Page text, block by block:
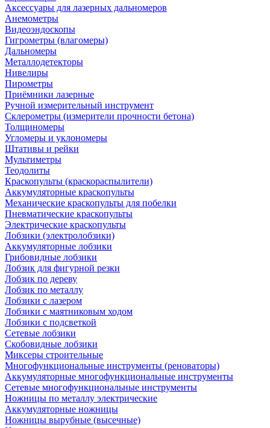
Аксессуары для лазерных дальномеров
Анемометры
Видеоэндоскопы
Гигрометры (влагомеры)
Дальномеры
Металлодетекторы
Нивелиры
Пирометры
Приёмники лазерные
Ручной измерительный инструмент
Склерометры (измерители прочности бетона)
Толщиномеры
Угломеры и уклономеры
Штативы и рейки
Мультиметры
Теодолиты
Краскопульты (краскораспылители)
Аккумуляторные краскопульты
Механические краскопульты для побелки
Пневматические краскопульты
Электрические краскопульты
Лобзики (электролобзики)
Аккумуляторные лобзики
Грибовидные лобзики
Лобзик для фигурной резки
Лобзик по дереву
Лобзик по металлу
Лобзики с лазером
Лобзики с маятниковым ходом
Лобзики с подсветкой
Сетевые лобзики
Скобовидные лобзики
Миксеры строительные
Многофункциональные инструменты (реноваторы)
Аккумуляторные многофункциональные инструменты
Сетевые многофункциональные инструменты
Ножницы по металлу электрические
Аккумуляторные ножницы
Ножницы вырубные (высечные)